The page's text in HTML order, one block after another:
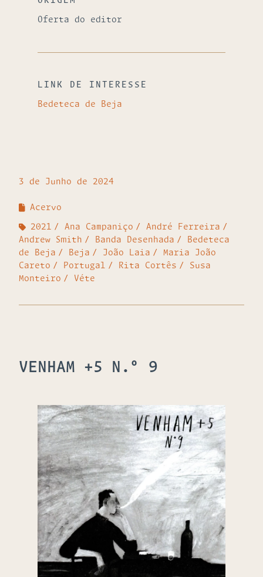
Oferta do editor
LINK DE INTERESSE
Bedeteca de Beja
3 de Junho de 2024
Acervo
2021 Ana Campaniço
André Ferreira
Andrew Smith
Banda Desenhada
Bedeteca
de Beja
Beja João Laia
Maria João
Careto
Portugal Rita Cortês
Susa
Monteiro
Véte
VENHAM +5 N.º 9